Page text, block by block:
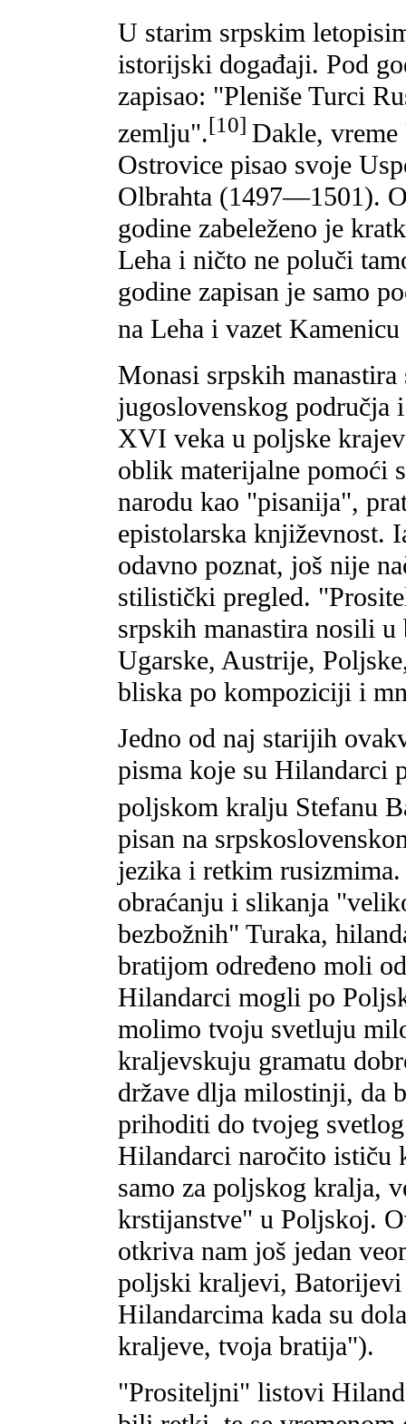
U starim srpskim
istorijski događaji. Pod
zapisao: "Pleniše Turci
zemlju".[10] Dakle,
Ostrovice pisao svoje
Olbrahta (1497—1501).
godine zabeleženo je
Leha i ničto ne poluči
godine zapisan je samo
na Leha i vazet
Monasi srpskih manastira
jugoslovenskog područja
XVI veka u poljske
oblik materijalne pomoći
narodu kao "pisanija",
epistolarska književnost.
odavno poznat, još nije
stilistički pregled.
srpskih manastira nosili
Ugarske, Austrije,
bliska po kompoziciji i
Jedno od naj starijih
pisma koje su Hilandarci
poljskom kralju Stefanu
pisan na
jezika i retkim rusizmima.
obraćanju i slikanja
bezbožnih" Turaka,
bratijom određeno moli
Hilandarci mogli po
molimo tvoju svetluju
kraljevskuju gramatu
države dlja milostinji, da
prihoditi do tvojeg
Hilandarci naročito ističu
samo za poljskog kralja,
krstijanstve" u Poljskoj.
otkriva nam još jedan
poljski kraljevi, Batorijevi
Hilandarcima kada su
kraljeve, tvoja bratija").
"Prositeljni" listovi